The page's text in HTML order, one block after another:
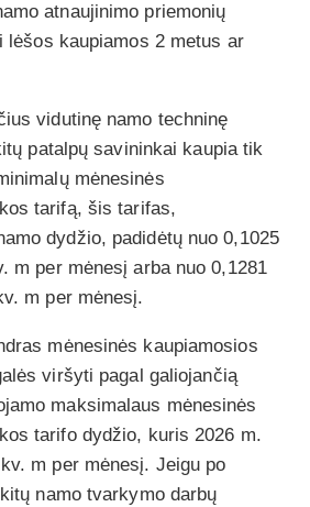
atnaujinimo priemonių
lėšos kaupiamos 2 metus ar
vidutinę namo techninę
patalpų savininkai kaupia tik
mėnesinės
tarifą, šis tarifas,
dydžio, padidėtų nuo 0,1025
m per mėnesį arba nuo 0,1281
m per mėnesį.
mėnesinės kaupiamosios
viršyti pagal galiojančią
maksimalaus mėnesinės
tarifo dydžio, kuris 2026 m.
m per mėnesį. Jeigu po
namo tvarkymo darbų